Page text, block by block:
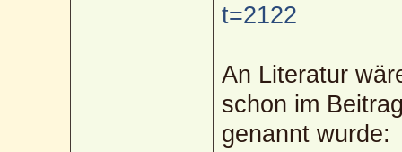
t=2122
An Literatur
schon im
genannt wurde: